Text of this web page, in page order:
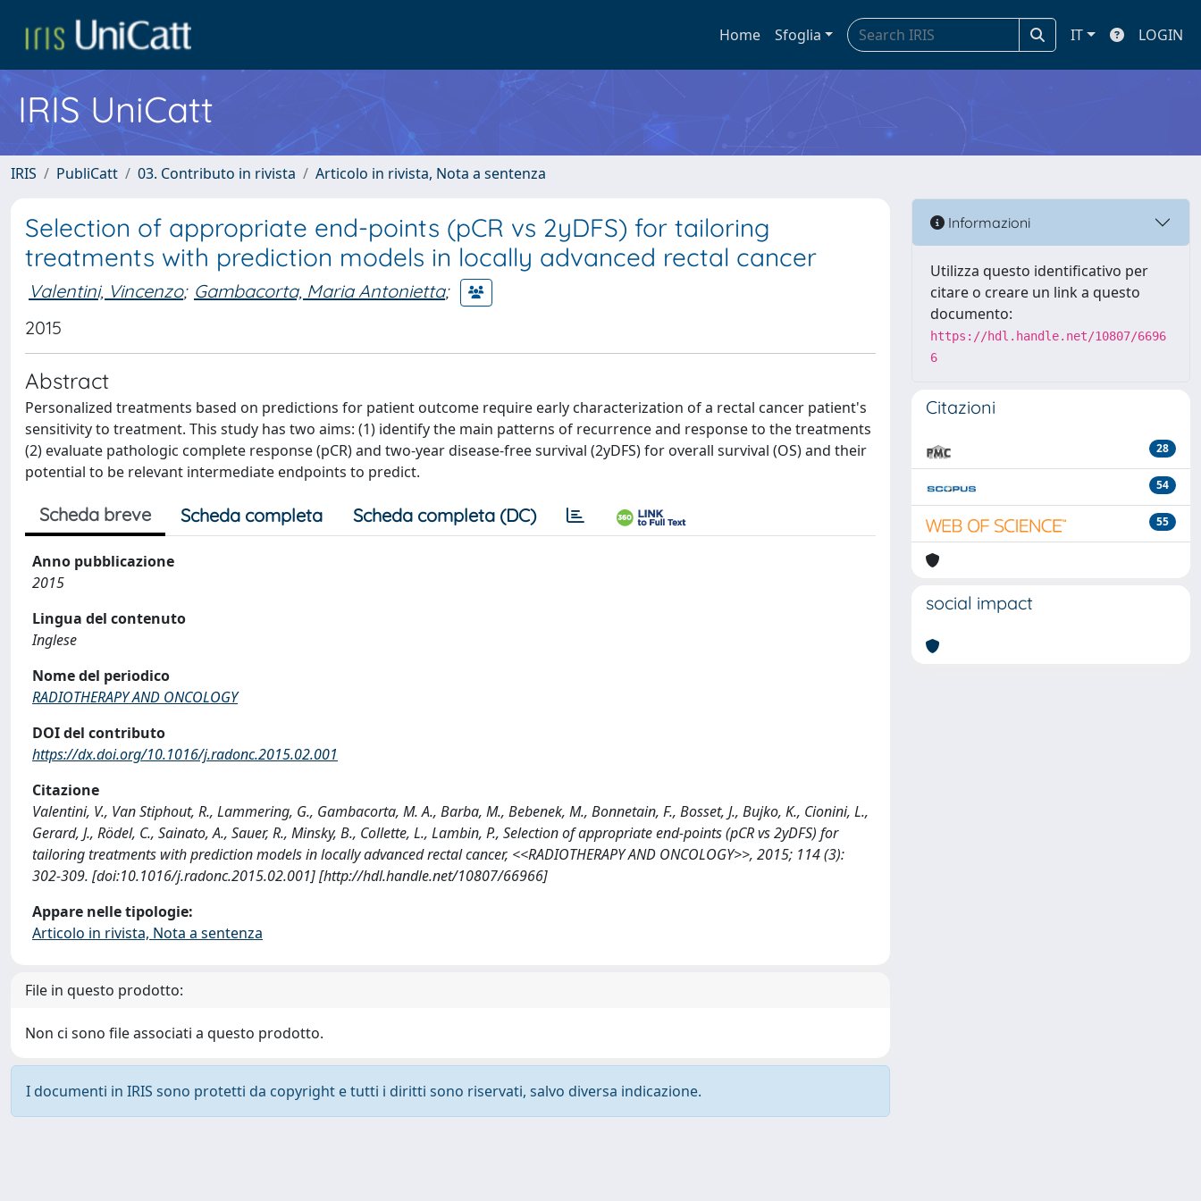
Home Sfoglia IT LOGIN
IRIS UniCatt
IRIS PubliCatt 03. Contributo in rivista Articolo in rivista, Nota a sentenza
Selection of appropriate end-points (pCR vs 2yDFS) for tailoring
treatments with prediction models in locally advanced rectal cancer
Valentini, Vincenzo; Gambacorta, Maria Antonietta;
2015
Abstract
Personalized treatments based on predictions for patient outcome require early characterization of a rectal cancer patient's
sensitivity to treatment. This study has two aims: (1) identify the main patterns of recurrence and response to the treatments
(2) evaluate pathologic complete response (pCR) and two-year disease-free survival (2yDFS) for overall survival (OS) and their
potential to be relevant intermediate endpoints to predict.
Scheda breve Scheda completa Scheda completa (DC)
Anno pubblicazione
2015
Lingua del contenuto
Inglese
Nome del periodico
RADIOTHERAPY AND ONCOLOGY
DOI del contributo
https://dx.doi.org/10.1016/j.radonc.2015.02.001
Citazione
Valentini, V., Van Stiphout, R., Lammering, G., Gambacorta, M. A., Barba, M., Bebenek, M., Bonnetain, F., Bosset, J., Bujko, K., Cionini, L.,
Gerard, J., Rödel, C., Sainato, A., Sauer, R., Minsky, B., Collette, L., Lambin, P., Selection of appropriate end-points (pCR vs 2yDFS) for
tailoring treatments with prediction models in locally advanced rectal cancer, <<RADIOTHERAPY AND ONCOLOGY>>, 2015; 114 (3):
302-309. [doi:10.1016/j.radonc.2015.02.001] [http://hdl.handle.net/10807/66966]
Appare nelle tipologie:
Articolo in rivista, Nota a sentenza
File in questo prodotto:
Non ci sono file associati a questo prodotto.
I documenti in IRIS sono protetti da copyright e tutti i diritti sono riservati, salvo diversa indicazione.
Informazioni
Utilizza questo identificativo per
citare o creare un link a questo
documento:
https://hdl.handle.net/10807/6696
6
Citazioni
28
54
55
social impact